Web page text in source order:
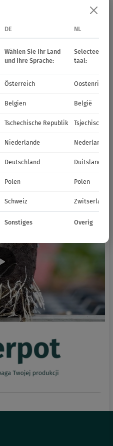
DE NL
Wählen Sie Ihr Land
und Ihre Sprache:
Selecteer uw
taal:
Österreich Oostenrijk
Belgien België
Tschechische Republik Tsjechische
Niederlande Nederland
Deutschland Duitsland
Polen Polen
Schweiz Zwitserland
Sonstiges Overig